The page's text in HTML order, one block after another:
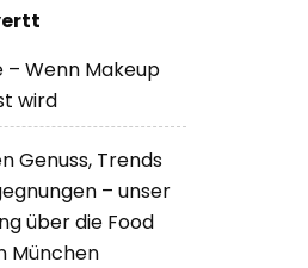
– Wenn Makeup
wird
Genuss, Trends
– unser
über die Food
München